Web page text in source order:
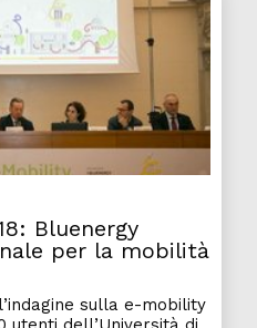
Bluenergy
per la mobilità
sulla e-mobility